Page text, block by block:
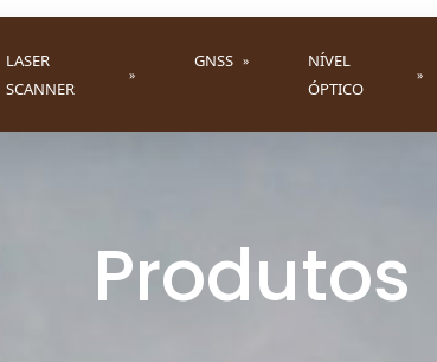
LASER
SCANNER
»
GNSS »
NÍVEL
ÓPTICO
»
Produtos